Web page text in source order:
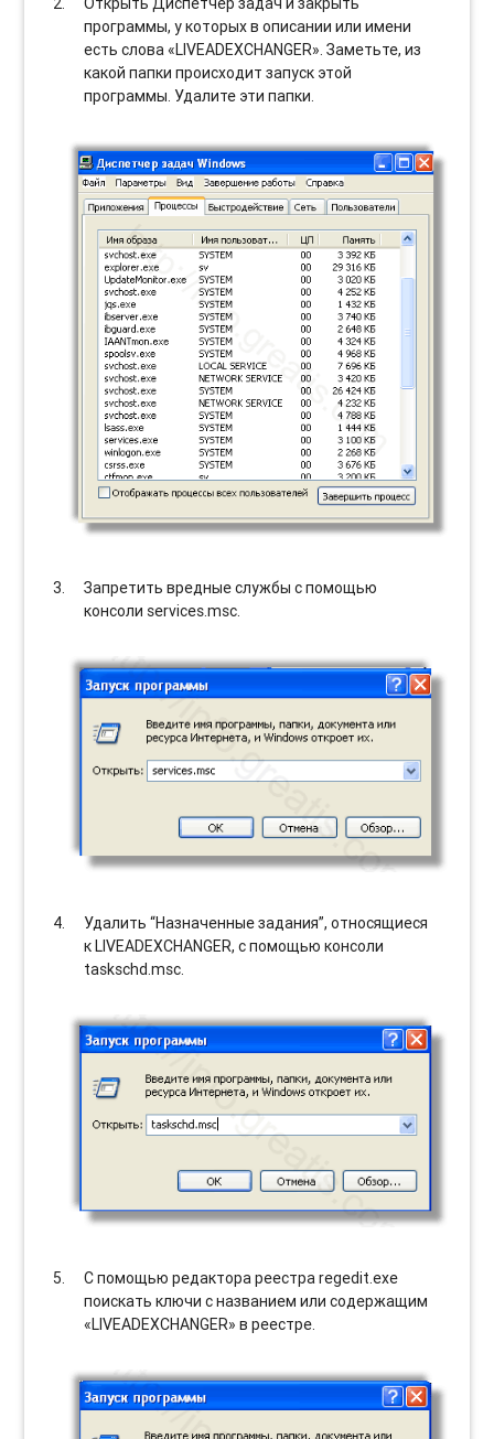
программы, у которых в описании или имени
есть слова «LIVEADEXCHANGER». Заметьте, из
какой папки происходит запуск этой
программы. Удалите эти папки.
Запретить вредные службы с помощью
консоли services.msc.
Удалить “Назначенные задания”, относящиеся
к LIVEADEXCHANGER, с помощью консоли
taskschd.msc.
С помощью редактора реестра regedit.exe
поискать ключи с названием или содержащим
«LIVEADEXCHANGER» в реестре.